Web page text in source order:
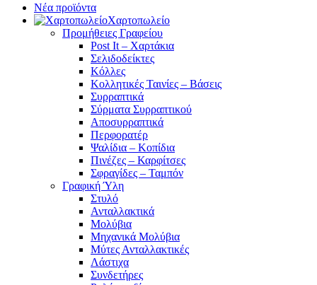
Νέα προϊόντα
Χαρτοπωλείο
Προμήθειες Γραφείου
Post It – Χαρτάκια
Σελιδοδείκτες
Κόλλες
Κολλητικές Ταινίες – Βάσεις
Συρραπτικά
Σύρματα Συρραπτικού
Αποσυρραπτικά
Περφορατέρ
Ψαλίδια – Κοπίδια
Πινέζες – Καρφίτσες
Σφραγίδες – Ταμπόν
Γραφική Ύλη
Στυλό
Ανταλλακτικά
Μολύβια
Μηχανικά Μολύβια
Μύτες Ανταλλακτικές
Λάστιχα
Συνδετήρες